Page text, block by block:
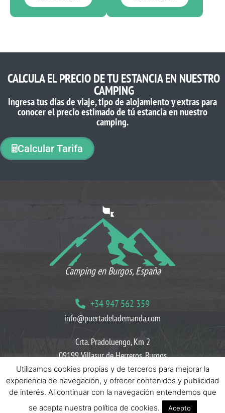
CALCULA EL PRECIO DE TU ESTANCIA EN NUESTRO
CAMPING
Ingresa tus días de viaje, tipo de alojamiento y extras para
conocer el precio estimado de tú estancia en nuestro
camping.
Calcular Tarifa
Camping en Burgos, España
+34 947 562 359
info@puertadelademanda.com
Crta. Pradoluengo, Km 2
09199 Villasur de Herreros, Burgos
BlogPolíticas de CookiesPolíticas de Privacidad
Utilizamos cookies propias y de terceros para mejorar la
experiencia de navegación, y ofrecer contenidos y publicidad
de interés. Al continuar con la navegación entendemos que
se acepta nuestra política de cookies.
Acepto